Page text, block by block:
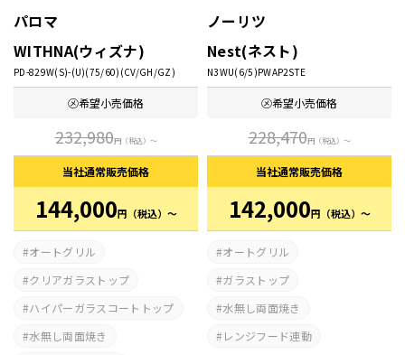
パロマ
WITHNA(ウィズナ)
PD-829W(S)-(U)(75/60)(CV/GH/GZ)
㋱希望小売価格
232,980円（税込）～
当社通常販売価格
144,000円 （税込）～
オートグリル
クリアガラストップ
ハイパーガラスコートトップ
水無し両面焼き
ノーリツ
Nest(ネスト)
N3WU(6/5)PWAP2STE
㋱希望小売価格
228,470円（税込）～
当社通常販売価格
142,000円 （税込）～
オートグリル
ガラストップ
水無し両面焼き
レンジフード連動